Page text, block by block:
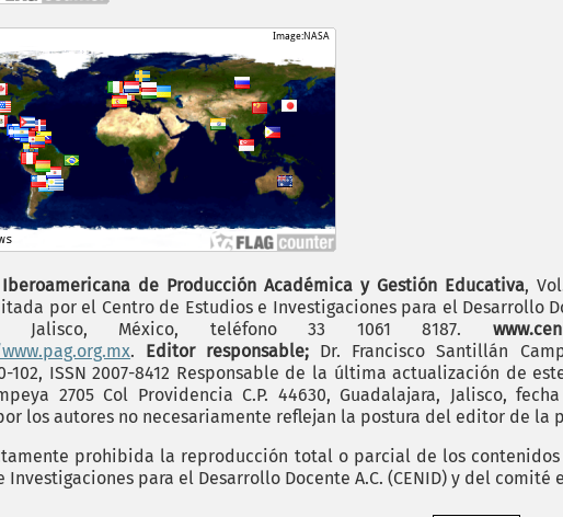
Iberoamericana de Producción Académica y Gestión Educativa,
por el Centro de Estudios e Investigaciones para el Desarrollo
Jalisco, México, teléfono 33 1061 8187.
. Editor responsable; Dr. Francisco Santillán
102, ISSN 2007-8412 Responsable de la última actualización de
2705 Col Providencia C.P. 44630, Guadalajara, Jalisco,
los autores no necesariamente reflejan la postura del editor de la
prohibida la reproducción total o parcial de los
Investigaciones para el Desarrollo Docente A.C. (CENID) y del comité